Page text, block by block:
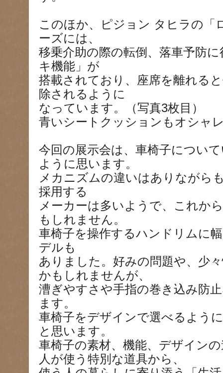
このほか、ピジョン タヒラの
ーズには、
移乗介助の際の転倒、落車予防
キ機能」が
搭載されており、座席を離れる
除されるように
なっています。（写真3枚目）
青いシートクッションもオシャ
今回の展示会は、車椅子につい
ように思います。
メカニズムの違いはありながら
採用する
メーカーは多いようで、これか
もしれません。
車椅子を操作するハンドリムに
デルも
ありました。好みの問題や、少
かもしれませんが、
漕ぎやすさや手指の巻き込み防
ます。
車椅子をデザインで選べるよう
と思います。
車椅子の素材、機能、デザイン
人が使う特別な道具から、